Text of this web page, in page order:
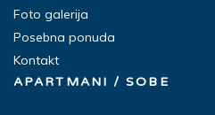
Foto galerija
Posebna ponuda
Kontakt
APARTMANI / SOBE